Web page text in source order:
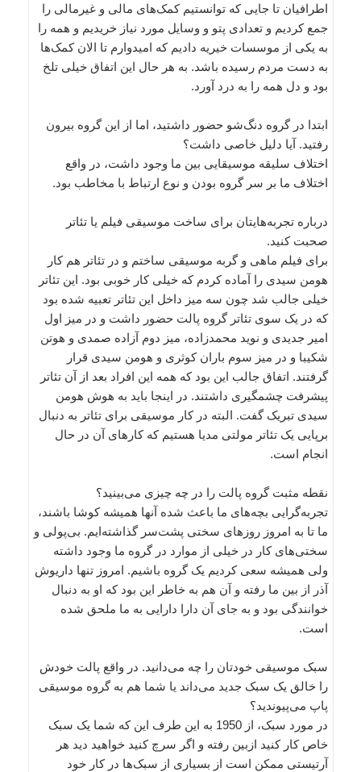
اطرافیان تا جایی که توانستیم کمک‌های مالی و غیرمالی را
جمع کردیم و تعدادی پتو و وسایل مورد نیاز خریدیم و همه را
به یکی از موسسات خیریه دادیم که امیدوارم تا الان کمک‌ها
به دست مردم رسیده باشد. به هر حال این اتفاق خیلی تلخ
بود و دل همه ‌را به درد آورد.
ابتدا در گروه دنگ‌شو حضور داشتید، اما از این گروه بیرون
رفتید. آیا دلیل خاصی داشت؟
اختلاف سلیقه‌‌ موسیقایی بین ما وجود داشت، در واقع
اختلاف ما بر سر گروه بودن و نوع ارتباط با مخاطب بود.
درباره تجربه‌هایتان برای ساخت موسیقی فیلم یا تئاتر
صحبت کنید.
برای فیلم ماهی و گربه موسیقی ساختم و در تئاتر هم کار
هومن سیدی را آماده کردم که خیلی کار خوبی بود. این تئاتر
خیلی جالب شد چون سه میز داخل این تئاتر تعبیه شده بود
که در یک سوی تئاتر گروه پالت حضور داشت و در میز اول
امیر جدیدی و نوید محمدزاده، میز دوم آزاده صمدی و هوتن
شکیبا و در میز سوم باران کوثری و هومن سیدی قرار
گرفتند. اتفاق جالب این بود که همه این افراد بعد از آن تئاتر
پیشرفت چشمگیری داشتند. در اینجا باید به هوش هومن
سیدی تبریک گفت. البته در کار موسیقی برای تئاتر به دنبال
برپایی یک تئاتر مولتی مدیا هستیم که کارهای آن در حال
انجام است.
نقطه مثبت گروه پالت را در چه چیزی می‌بینید؟
تجربه‌گرایی بچه‌های ما باعث شده آنها همیشه کوشا باشند،
ما تا به امروز روزهای سختی پشت‌سر گذاشته‌ایم. بی‌پولی و
سختی‌های کار در خیلی از موارد در گروه ما وجود داشته
ولی همیشه سعی کردیم یک گروه باشیم. امروز تنها داریوش
آذر از بین ما رفته و آن هم به خاطر این بود که او به دنبال
خوانندگی بود و به جای آن دارا دارایی به ما ملحق شده
است.
سبک موسیقی خودتان را چه می‌دانید. در واقع پالت خودش
را خالق یک سبک جدید می‌داند یا شما هم به گروه موسیقی
پاپ می‌پیوندید؟
در مورد سبک، از 1950 به این طرف این که شما یک سبک
خاص کار کنید ازبین رفته و اگر سرچ کنید خواهید دید هر
آرتیستی ممکن است از بسیاری از سبک‌ها در کار خود